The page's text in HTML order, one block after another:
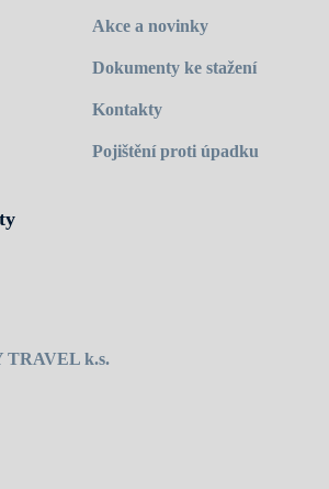
Akce a novinky
Dokumenty ke stažení
Kontakty
Pojištění proti úpadku
TRAVEL k.s.